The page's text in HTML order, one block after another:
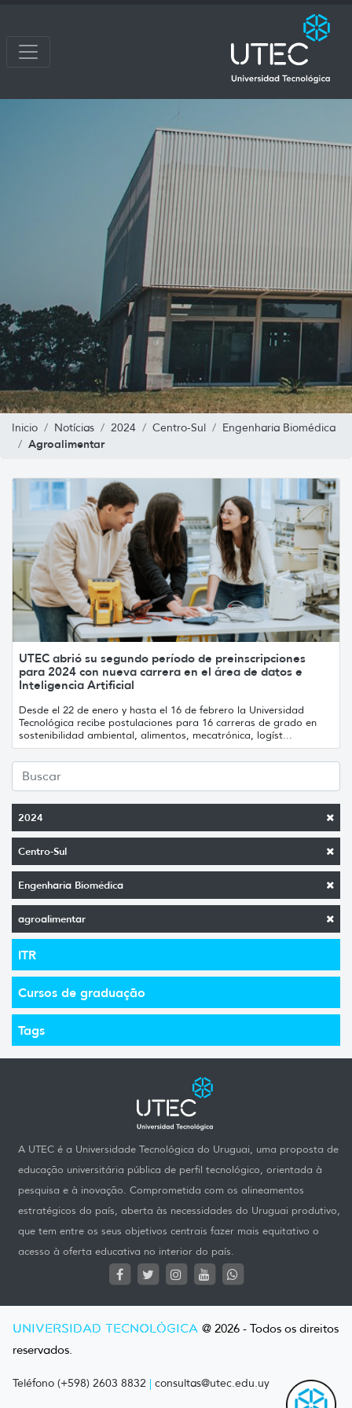
Inicio Notícias 2024 Centro-Sul Engenharia Biomédica
Agroalimentar
2024
Centro-Sul
Engenharia Biomédica
agroalimentar
ITR
Cursos de graduação
Tags
UTEC abrió su segundo período de preinscripciones
para 2024 con nueva carrera en el área de datos e
Inteligencia Artificial
Desde el 22 de enero y hasta el 16 de febrero la Universidad
Tecnológica recibe postulaciones para 16 carreras de grado en
sostenibilidad ambiental, alimentos, mecatrónica, logíst...
A UTEC é a Universidade Tecnológica do Uruguai, uma proposta de
educação universitária pública de perfil tecnológico, orientada à
pesquisa e à inovação. Comprometida com os alineamentos
estratégicos do país, aberta às necessidades do Uruguai produtivo,
que tem entre os seus objetivos centrais fazer mais equitativo o
acesso à oferta educativa no interior do país.
UNIVERSIDAD TECNOLÓGICA @ 2026 - Todos os direitos
reservados.
Teléfono (+598) 2603 8832 | consultas@utec.edu.uy